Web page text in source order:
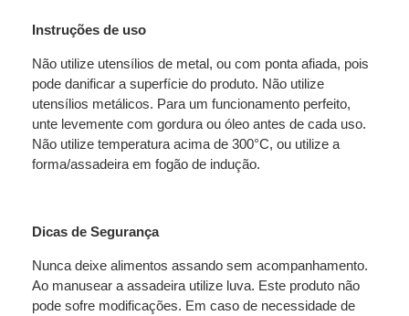
Instruções de uso
Não utilize utensílios de metal, ou com ponta afiada, pois
pode danificar a superfície do produto. Não utilize
utensílios metálicos. Para um funcionamento perfeito,
unte levemente com gordura ou óleo antes de cada uso.
Não utilize temperatura acima de 300°C, ou utilize a
forma/assadeira em fogão de indução.
Dicas de Segurança
Nunca deixe alimentos assando sem acompanhamento.
Ao manusear a assadeira utilize luva. Este produto não
pode sofre modificações. Em caso de necessidade de